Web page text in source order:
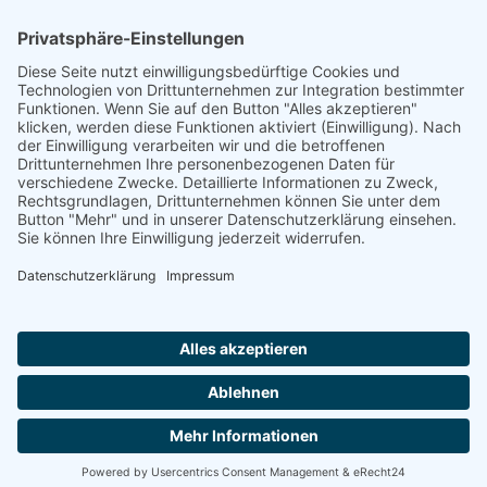
Footer
Cookie-Einstellungen Datenschutz
Impressum
intern
by